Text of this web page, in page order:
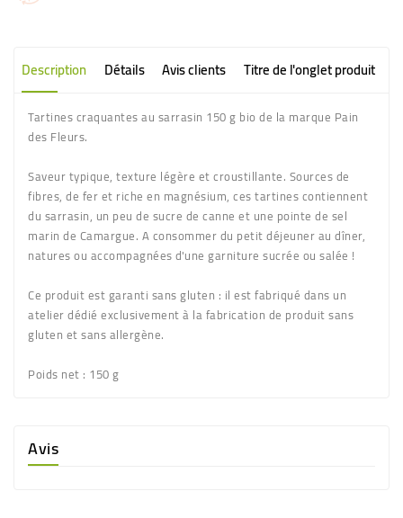
Description Détails Avis clients Titre de l'onglet produit
Tartines craquantes au sarrasin 150 g bio de la marque Pain
des Fleurs.
Saveur typique, texture légère et croustillante. Sources de
fibres, de fer et riche en magnésium, ces tartines contiennent
du sarrasin, un peu de sucre de canne et une pointe de sel
marin de Camargue. A consommer du petit déjeuner au dîner,
natures ou accompagnées d'une garniture sucrée ou salée !
Ce produit est garanti sans gluten : il est fabriqué dans un
atelier dédié exclusivement à la fabrication de produit sans
gluten et sans allergène.
Poids net : 150 g
Avis